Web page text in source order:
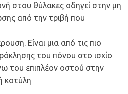
στου θύλακες οδηγεί στην μη
από την τριβή που
. Είναι μια από τις πιο
του πόνου στο ισχίο
του επιπλέον οστού στην
κοτύλη